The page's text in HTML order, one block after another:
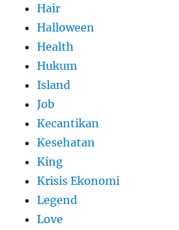
Hair
Halloween
Health
Hukum
Island
Job
Kecantikan
Kesehatan
King
Krisis Ekonomi
Legend
Love